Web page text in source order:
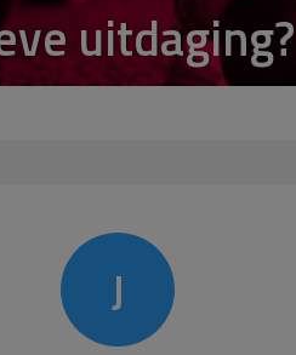
uitdaging?
J